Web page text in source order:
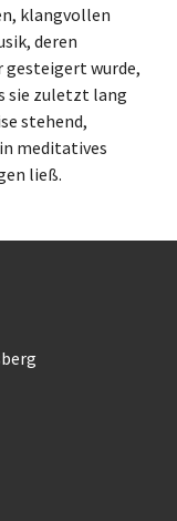
klangvollen
deren
gesteigert wurde,
sie zuletzt lang
stehend,
meditatives
ließ.